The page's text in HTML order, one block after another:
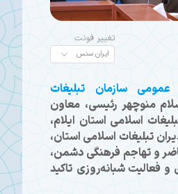
تغییر فونت
عمومی سازمان تبلیغات
منوچهر رئیسی، معاون
اسلامی استان ایلام،
تبلیغات اسلامی استان،
و تهاجم فرهنگی دشمن،
فعالیت شبانه‌روزی تاکید